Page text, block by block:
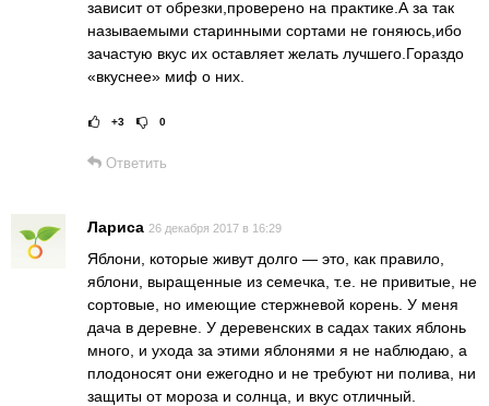
зависит от обрезки,проверено на практике.А за так
называемыми старинными сортами не гоняюсь,ибо
зачастую вкус их оставляет желать лучшего.Гораздо
«вкуснее» миф о них.
Рейтинг статьи:
+3 0
Ответить
Лариса 26 декабря 2017 в 16:29
Яблони, которые живут долго — это, как правило,
яблони, выращенные из семечка, т.е. не привитые, не
сортовые, но имеющие стержневой корень. У меня
дача в деревне. У деревенских в садах таких яблонь
много, и ухода за этими яблонями я не наблюдаю, а
плодоносят они ежегодно и не требуют ни полива, ни
защиты от мороза и солнца, и вкус отличный.